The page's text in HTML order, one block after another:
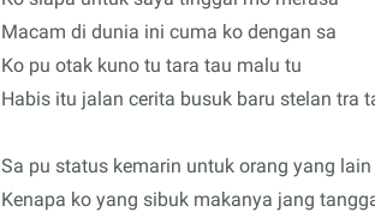
Macam di dunia ini cuma ko dengan sa
Ko pu otak kuno tu tara tau malu tu
Habis itu jalan cerita busuk baru stelan tra
Sa pu status kemarin untuk orang yang lain
Kenapa ko yang sibuk makanya jang